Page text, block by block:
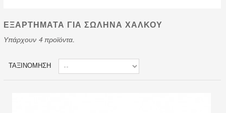
ΕΞΑΡΤΗΜΑΤΑ ΓΙΑ ΣΩΛΗΝΑ ΧΑΛΚΟΥ
Υπάρχουν 4 προϊόντα.
ΤΑΞΙΝΌΜΗΣΗ